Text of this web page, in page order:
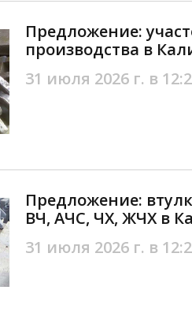
Предложение:
производства в
31 июля 2026 г. в
Предложение:
ВЧ, АЧС, ЧХ, ЖЧХ в
31 июля 2026 г. в